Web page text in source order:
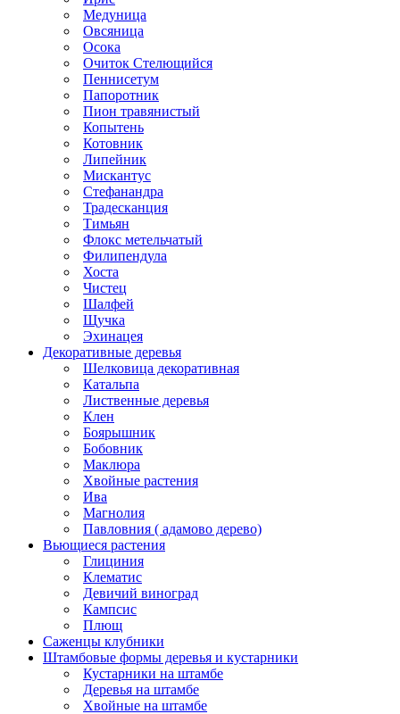
Медуница
Овсяница
Осока
Очиток Стелющийся
Пеннисетум
Папоротник
Пион травянистый
Копытень
Котовник
Липейник
Мискантус
Стефанандра
Традесканция
Тимьян
Флокс метельчатый
Филипендула
Хоста
Чистец
Шалфей
Щучка
Эхинацея
Декоративные деревья
Шелковица декоративная
Катальпа
Лиственные деревья
Клен
Боярышник
Бобовник
Маклюра
Хвойные растения
Ива
Магнолия
Павловния ( адамово дерево)
Вьющиеся растения
Глициния
Клематис
Девичий виноград
Кампсис
Плющ
Саженцы клубники
Штамбовые формы деревья и кустарники
Кустарники на штамбе
Деревья на штамбе
Хвойные на штамбе